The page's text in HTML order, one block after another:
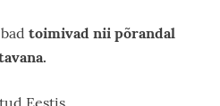
toimivad nii põrandal